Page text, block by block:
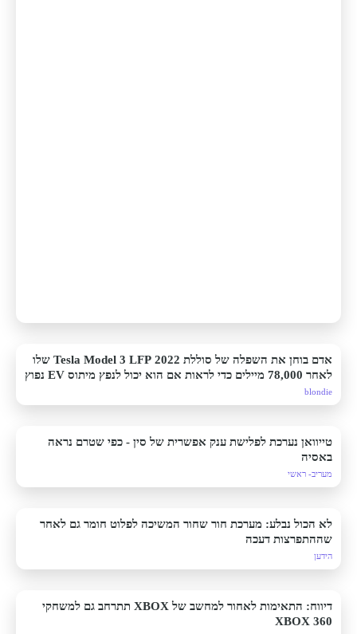
אדם בוחן את השפלה של סוללת 2022 Tesla Model 3 LFP שלו
לאחר 78,000 מיילים כדי לראות אם הוא יכול לנפץ מיתוס EV נפוץ
blondie
טייוואן נערכת לפלישת ענק אפשרית של סין - כפי שטרם נראה
באסיה
מעריב- ראשי
לא הכול נבלע: מערכת חור שחור המשיכה לפלוט חומר גם לאחר
שההתפרצות דעכה
הידען
דיווח: התאימות לאחור למחשב של XBOX תתרחב גם למשחקי
XBOX 360